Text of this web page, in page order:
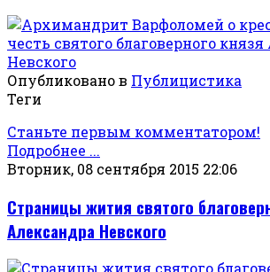
Опубликовано в Публицистика
Теги
Станьте первым комментатором!
Подробнее ...
Вторник, 08 сентября 2015 22:06
Страницы жития святого
Александра Невского